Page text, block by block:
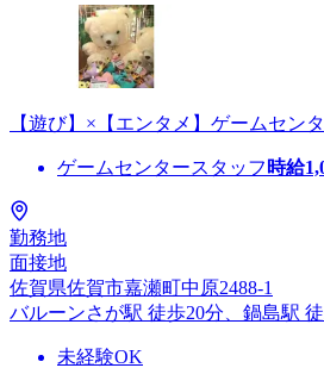
【遊び】×【エンタメ】ゲームセン
ゲームセンタースタッフ 時給
勤務地
面接地
佐賀県佐賀市嘉瀬町中原2488-1
バルーンさが駅 徒歩20分、鍋島駅
未経験OK